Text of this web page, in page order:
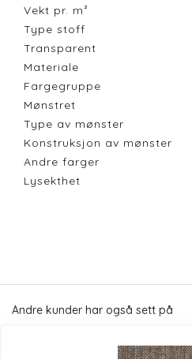
Vekt pr. m²
Type stoff
Transparent
Materiale
Fargegruppe
Mønstret
Type av mønster
Konstruksjon av mønster
Andre farger
Lysekthet
Andre kunder har også sett på